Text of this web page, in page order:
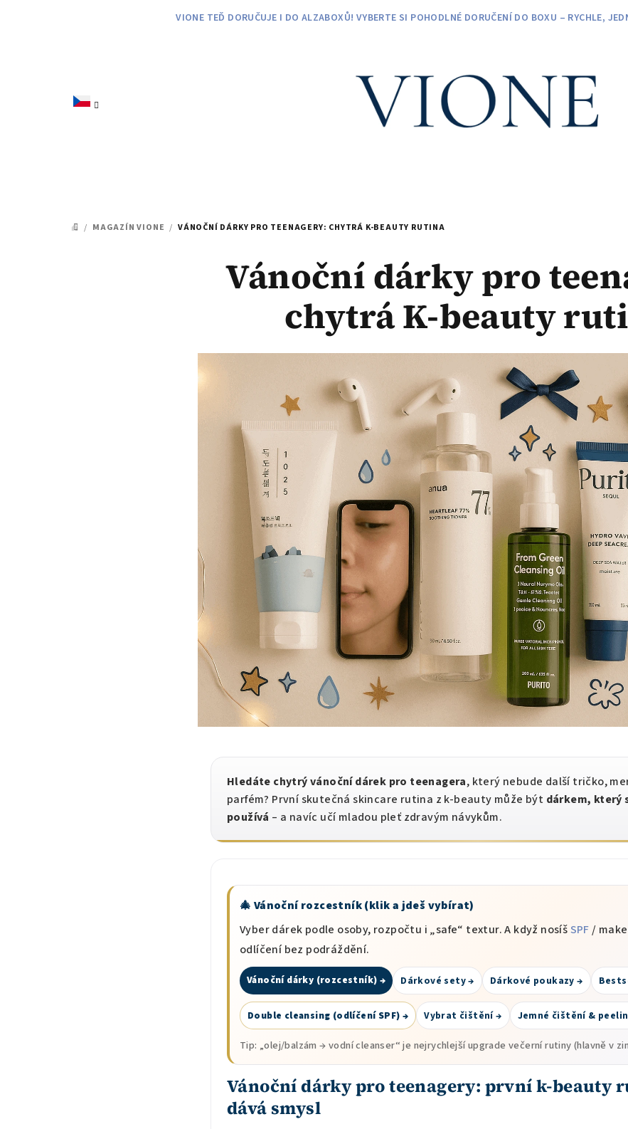
VIONE TEĎ DORUČUJE I DO ALZABOXŮ! VYBERTE SI POHODLNÉ DORUČENÍ DO BOXU – RYCHLE,
/ MAGAZÍN VIONE / VÁNOČNÍ DÁRKY PRO TEENAGERY: CHYTRÁ K-BEAUTY RUTINA
Vánoční dárky pro
chytrá K-beauty
Hledáte chytrý vánoční dárek pro teenagera, který nebude další tričko,
parfém? První skutečná skincare rutina z k-beauty může být dárkem, který
používá – a navíc učí mladou pleť zdravým návykům.
🎄 Vánoční rozcestník (klik a jdeš vybírat)
Vyber dárek podle osoby, rozpočtu i „safe“ textur. A když nosíšSPF/
odlíčení bez podráždění.
Vánoční dárky (rozcestník) → Dárkové sety → Dárkové poukazy →
Double cleansing (odlíčení SPF) → Vybrat čištění → Jemné čištění &
Tip: „olej/balzám → vodní cleanser“ je nejrychlejší upgrade večerní rutiny (hlavně v
Vánoční dárky pro teenagery: první k-beauty
dává smysl